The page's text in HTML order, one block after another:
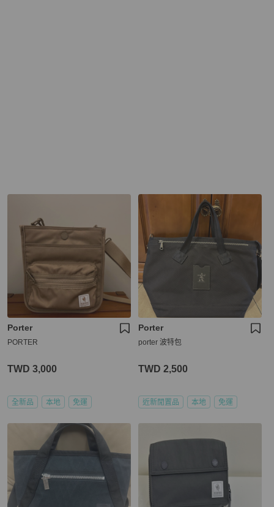
Porter
PORTER
TWD 3,000
全新品 本地 免運
Porter
porter 波特包
TWD 2,500
近新閒置品 本地 免運